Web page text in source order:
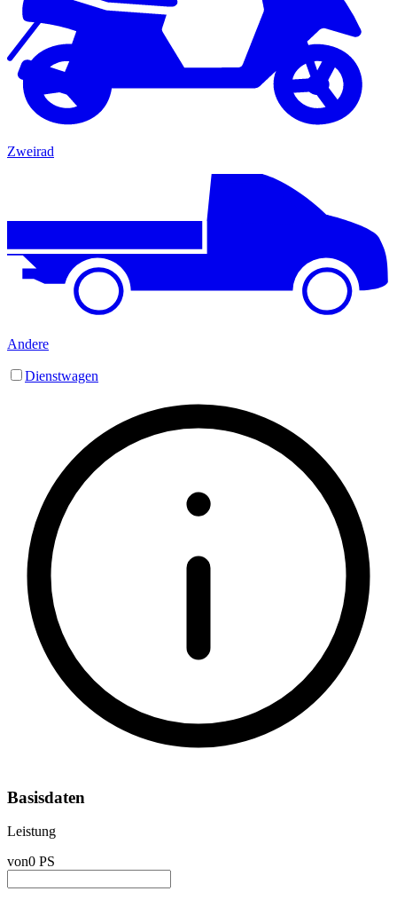
Zweirad
Andere
Dienstwagen
Basisdaten
Leistung
von0 PS